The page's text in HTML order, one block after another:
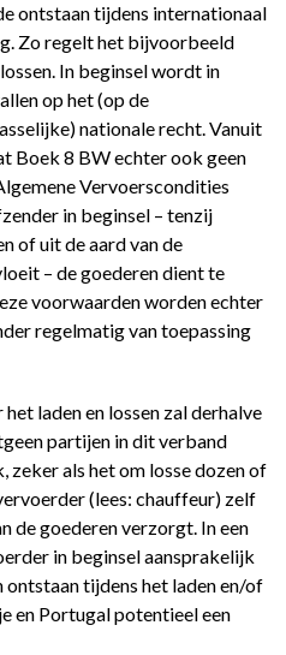
ontstaan tijdens internationaal
Zo regelt het bijvoorbeeld
In beginsel wordt in
op het (op de
nationale recht. Vanuit
Boek 8 BW echter ook geen
Vervoerscondities
in beginsel – tenzij
of uit de aard van de
– de goederen dient te
voorwaarden worden echter
regelmatig van toepassing
laden en lossen zal derhalve
partijen in dit verband
zeker als het om losse dozen of
(lees: chauffeur) zelf
de goederen verzorgt. In een
in beginsel aansprakelijk
ontstaan tijdens het laden en/of
en Portugal potentieel een